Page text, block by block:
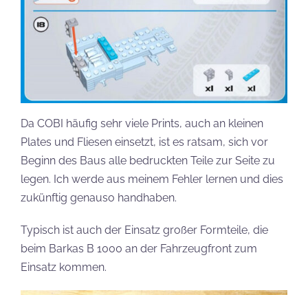
Da COBI häufig sehr viele Prints, auch an kleinen
Plates und Fliesen einsetzt, ist es ratsam, sich vor
Beginn des Baus alle bedruckten Teile zur Seite zu
legen. Ich werde aus meinem Fehler lernen und dies
zukünftig genauso handhaben.
Typisch ist auch der Einsatz großer Formteile, die
beim Barkas B 1000 an der Fahrzeugfront zum
Einsatz kommen.